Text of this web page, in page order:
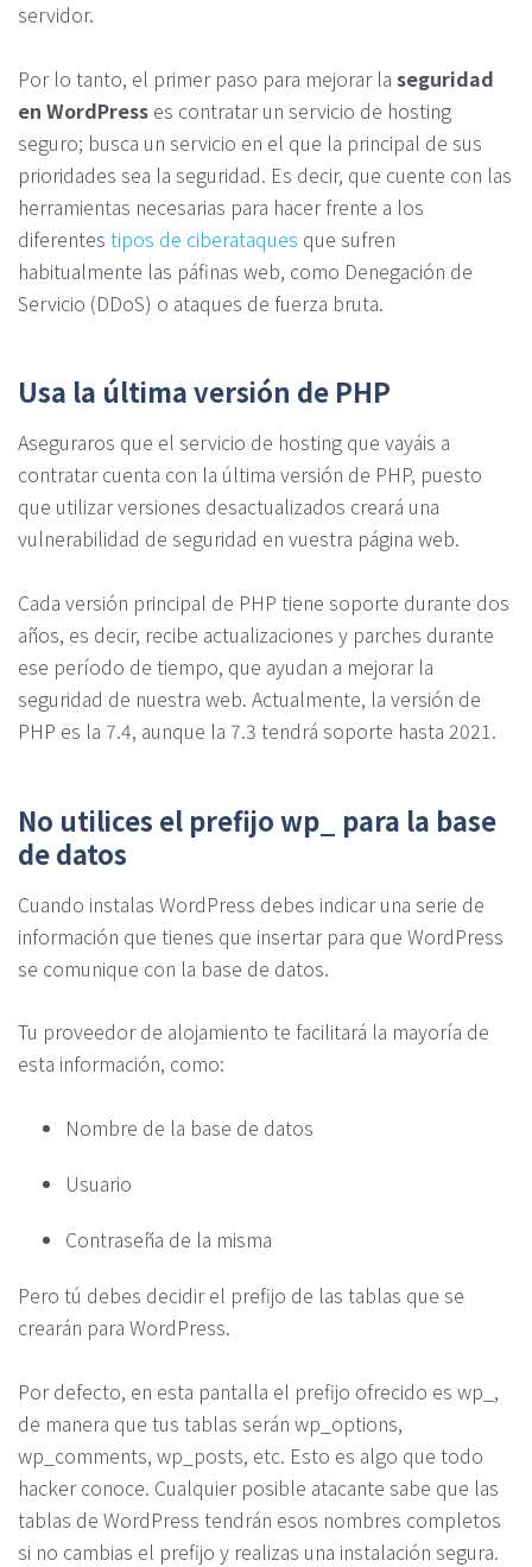
servidor.
Por lo tanto, el primer paso para mejorar la seguridad
en WordPress es contratar un servicio de hosting
seguro; busca un servicio en el que la principal de sus
prioridades sea la seguridad. Es decir, que cuente con las
herramientas necesarias para hacer frente a los
diferentes tipos de ciberataques que sufren
habitualmente las páfinas web, como Denegación de
Servicio (DDoS) o ataques de fuerza bruta.
Usa la última versión de PHP
Aseguraros que el servicio de hosting que vayáis a
contratar cuenta con la última versión de PHP, puesto
que utilizar versiones desactualizados creará una
vulnerabilidad de seguridad en vuestra página web.
Cada versión principal de PHP tiene soporte durante dos
años, es decir, recibe actualizaciones y parches durante
ese período de tiempo, que ayudan a mejorar la
seguridad de nuestra web. Actualmente, la versión de
PHP es la 7.4, aunque la 7.3 tendrá soporte hasta 2021.
No utilices el prefijo wp_ para la base
de datos
Cuando instalas WordPress debes indicar una serie de
información que tienes que insertar para que WordPress
se comunique con la base de datos.
Tu proveedor de alojamiento te facilitará la mayoría de
esta información, como:
Nombre de la base de datos
Usuario
Contraseña de la misma
Pero tú debes decidir el prefijo de las tablas que se
crearán para WordPress.
Por defecto, en esta pantalla el prefijo ofrecido es wp_,
de manera que tus tablas serán wp_options,
wp_comments, wp_posts, etc. Esto es algo que todo
hacker conoce. Cualquier posible atacante sabe que las
tablas de WordPress tendrán esos nombres completos
si no cambias el prefijo y realizas una instalación segura.